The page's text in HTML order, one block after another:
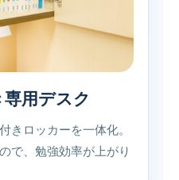
用デスク
きロッカーを一体化。
で、勉強効率が上がり